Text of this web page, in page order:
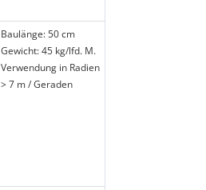
Baulänge: 50 cm
Gewicht: 45 kg/lfd. M.
Verwendung in Radien
> 7 m / Geraden